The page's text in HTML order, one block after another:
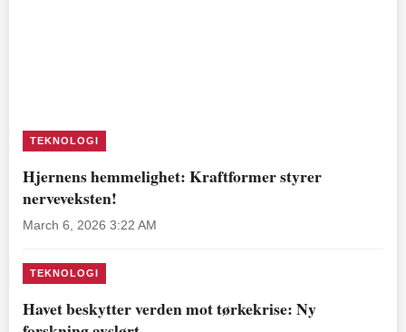
TEKNOLOGI
Hjernens hemmelighet: Kraftformer styrer
nerveveksten!
March 6, 2026 3:22 AM
TEKNOLOGI
Havet beskytter verden mot tørkekrise: Ny